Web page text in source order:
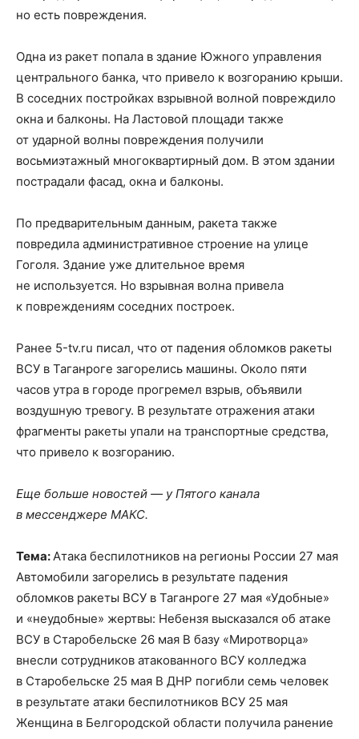
но есть повреждения.
Одна из ракет попала в здание Южного управления
центрального банка, что привело к возгоранию крыши.
В соседних постройках взрывной волной повреждило
окна и балконы. На Ластовой площади также
от ударной волны повреждения получили
восьмиэтажный многоквартирный дом. В этом здании
пострадали фасад, окна и балконы.
По предварительным данным, ракета также
повредила административное строение на улице
Гоголя. Здание уже длительное время
не используется. Но взрывная волна привела
к повреждениям соседних построек.
Ранее 5-tv.ru писал, что от падения обломков ракеты
ВСУ в Таганроге загорелись машины. Около пяти
часов утра в городе прогремел взрыв, объявили
воздушную тревогу. В результате отражения атаки
фрагменты ракеты упали на транспортные средства,
что привело к возгоранию.
Еще больше новостей — у Пятого канала
в мессенджере МАКС.
Тема:Атака беспилотников на регионы России 27 мая
Автомобили загорелись в результате падения
обломков ракеты ВСУ в Таганроге 27 мая «Удобные»
и «неудобные» жертвы: Небензя высказался об атаке
ВСУ в Старобельске 26 мая В базу «Миротворца»
внесли сотрудников атакованного ВСУ колледжа
в Старобельске 25 мая В ДНР погибли семь человек
в результате атаки беспилотников ВСУ 25 мая
Женщина в Белгородской области получила ранение